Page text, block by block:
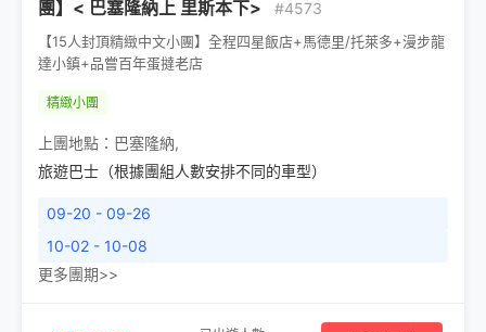
團】< 巴塞隆納上 里斯本下>
#4573
【15人封頂精緻中文小團】全程四星飯店+馬德里/托萊多+漫步龍
達小鎮+品嘗百年蛋撻老店
精緻小團
上團地點： 巴塞隆納,
旅遊巴士（根據團組人數安排不同的車型）
09-20 - 09-26
10-02 - 10-08
更多團期>>